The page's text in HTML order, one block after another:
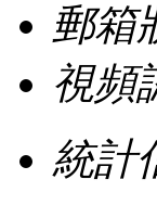
郵箱
視頻
統計